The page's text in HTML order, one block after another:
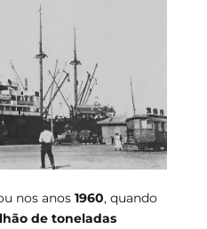
nos anos 1960, quando
de toneladas